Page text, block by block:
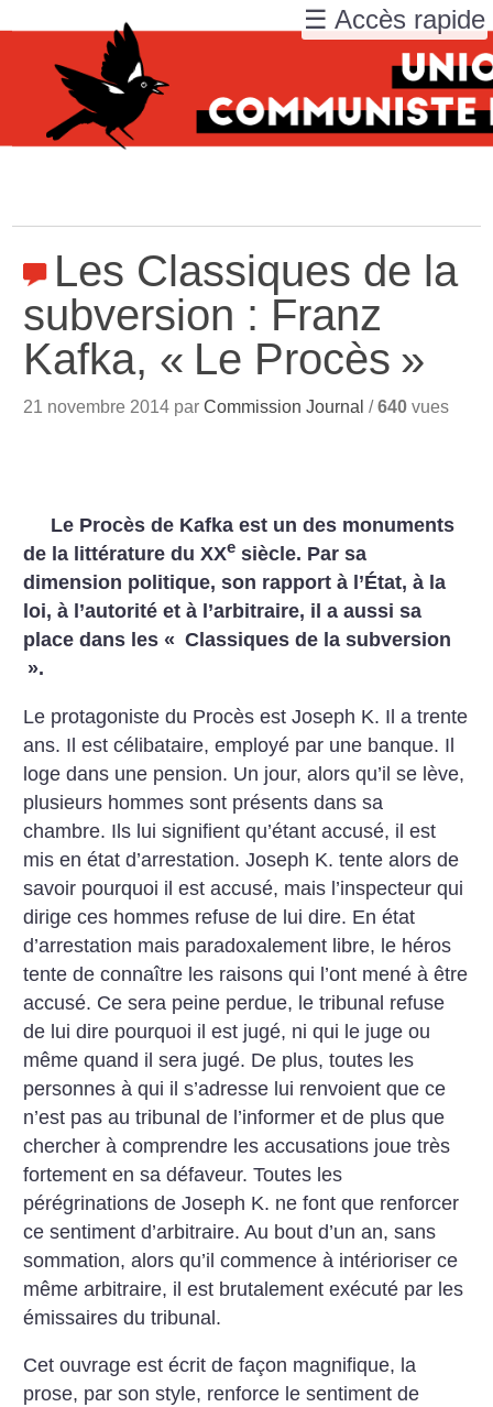
Les Classiques de la
subversion : Franz
Kafka, « Le Procès »
21 novembre 2014 parCommission Journal /640 vues
Le Procès de Kafka est un des monuments
de la littérature du XXe siècle. Par sa
dimension politique, son rapport à l’État, à la
loi, à l’autorité et à l’arbitraire, il a aussi sa
place dans les « Classiques de la subversion
».
Le protagoniste du Procès est Joseph K. Il a trente
ans. Il est célibataire, employé par une banque. Il
loge dans une pension. Un jour, alors qu’il se lève,
plusieurs hommes sont présents dans sa
chambre. Ils lui signifient qu’étant accusé, il est
mis en état d’arrestation. Joseph K. tente alors de
savoir pourquoi il est accusé, mais l’inspecteur qui
dirige ces hommes refuse de lui dire. En état
d’arrestation mais paradoxalement libre, le héros
tente de connaître les raisons qui l’ont mené à être
accusé. Ce sera peine perdue, le tribunal refuse
de lui dire pourquoi il est jugé, ni qui le juge ou
même quand il sera jugé. De plus, toutes les
personnes à qui il s’adresse lui renvoient que ce
n’est pas au tribunal de l’informer et de plus que
chercher à comprendre les accusations joue très
fortement en sa défaveur. Toutes les
pérégrinations de Joseph K. ne font que renforcer
ce sentiment d’arbitraire. Au bout d’un an, sans
sommation, alors qu’il commence à intérioriser ce
même arbitraire, il est brutalement exécuté par les
émissaires du tribunal.
Cet ouvrage est écrit de façon magnifique, la
prose, par son style, renforce le sentiment de
☰ Accès rapide